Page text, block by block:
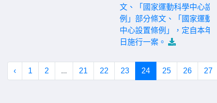
文、「國家運動科學中心設
例」部分條文、「國家運動
中心設置條例」，定自本年
日施行一案。
‹ 1 2 ... 21 22 23 24 25 26 27